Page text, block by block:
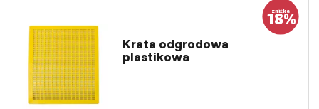
Krata odgrodowa
plastikowa